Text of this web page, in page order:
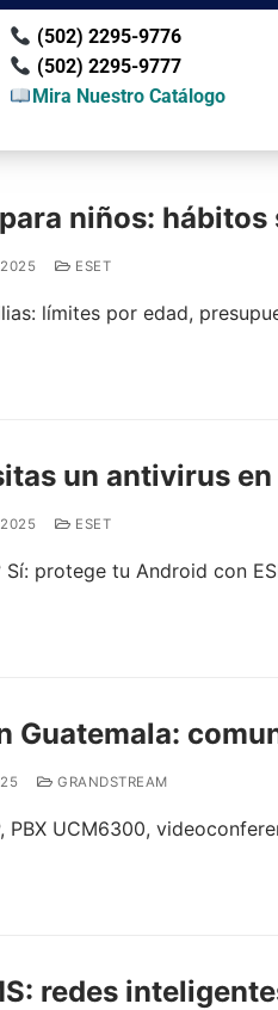
(502) 2295-9776
(502) 2295-9777
Mira Nuestro Catálogo
niños:
ESET
límites por edad,
un antivirus
ESET
Sí: protege tu Android con
Guatemala:
GRANDSTREAM
PBX UCM6300,
redes